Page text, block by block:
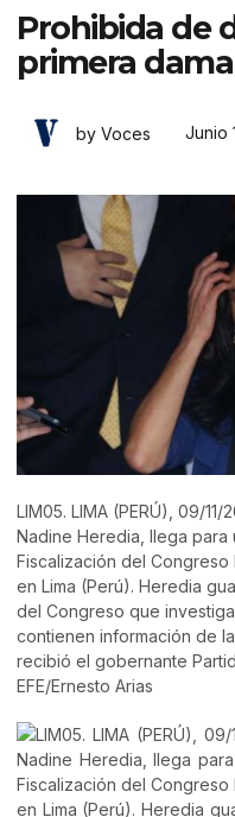
Prohibida de
primera
by Voces Junio
LIM05. LIMA (PERÚ), 09/
Nadine Heredia, llega para
Fiscalización del
en Lima (Perú). Heredia
del Congreso que
contienen información de
recibió el gobernante
EFE/Ernesto Arias